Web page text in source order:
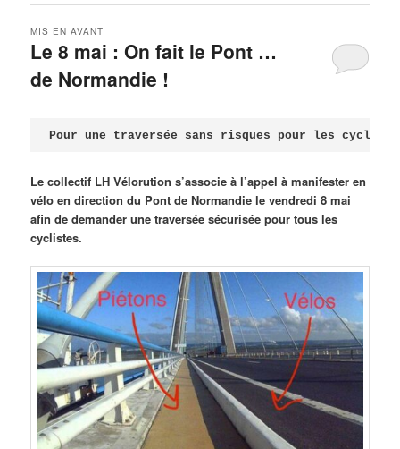
Le 8 mai : On fait le Pont …
de Normandie !
MIS EN AVANT
Pour une traversée sans risques pour les
Le collectif LH Vélorution s’associe à l’appel à manifester en
vélo en direction du Pont de Normandie le vendredi 8 mai
afin de demander une traversée sécurisée pour tous les
cyclistes.